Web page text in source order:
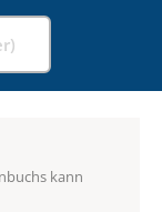
kann